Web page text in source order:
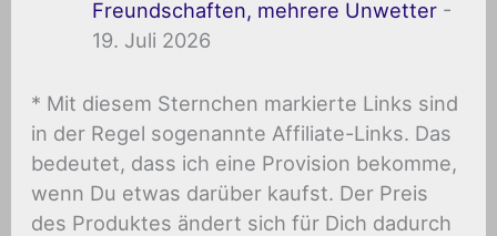
Freundschaften, mehrere Unwetter-
19. Juli 2026
* Mit diesem Sternchen markierte Links sind
in der Regel sogenannte Affiliate-Links. Das
bedeutet, dass ich eine Provision bekomme,
wenn Du etwas darüber kaufst. Der Preis
des Produktes ändert sich für Dich dadurch